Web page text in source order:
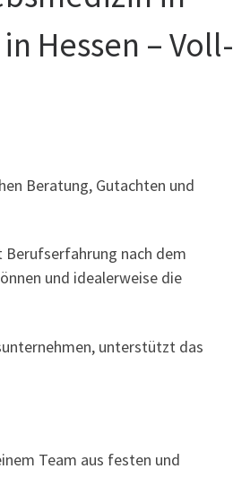
Hessen – Voll-
Beratung, Gutachten und
Berufserfahrung nach dem
und idealerweise die
unterstützt das
Team aus festen und